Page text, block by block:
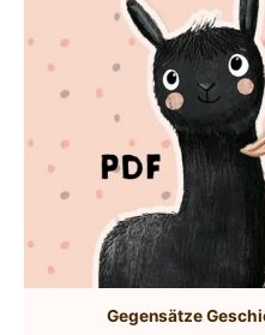
Gegensätze